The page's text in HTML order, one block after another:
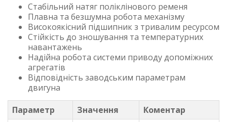
Стабільний натяг поліклінового ременя
Плавна та безшумна робота механізму
Високоякісний підшипник з тривалим ресурсом
Стійкість до зношування та температурних
навантажень
Надійна робота системи приводу допоміжних
агрегатів
Відповідність заводським параметрам
двигуна
Параметр
Значення Коментар